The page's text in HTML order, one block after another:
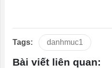
Tags: danhmuc1
Bài viết liên quan: